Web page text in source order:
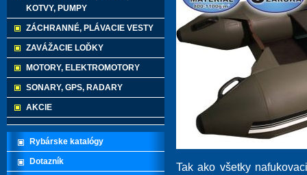
Tak ako všetky
KOTVY, PUMPY
ZÁCHRANNÉ, PLÁVACIE VESTY
ZAVÁŽACIE LOĎKY
MOTORY, ELEKTROMOTORY
SONARY, GPS, RADARY
AKCIE
Rybárske katalógy
Dotazník